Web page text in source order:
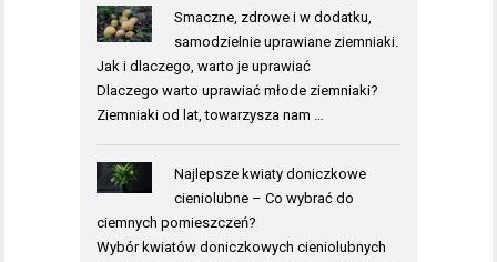
Smaczne, zdrowe i w dodatku,
samodzielnie uprawiane ziemniaki.
Jak i dlaczego, warto je uprawiać
Dlaczego warto uprawiać młode ziemniaki?
Ziemniaki od lat, towarzysza nam …
Najlepsze kwiaty doniczkowe
cieniolubne – Co wybrać do
ciemnych pomieszczeń?
Wybór kwiatów doniczkowych cieniolubnych